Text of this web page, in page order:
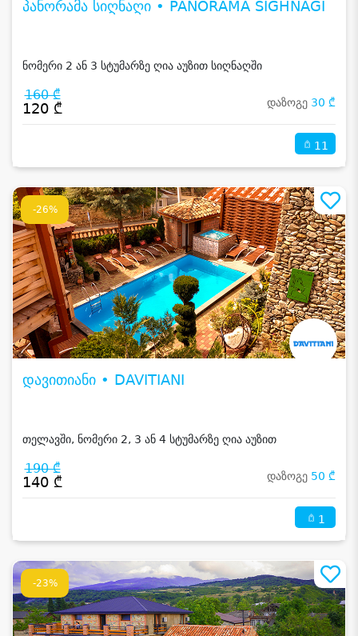
პანორამა სიღნაღი • PANORAMA SIGHNAGI
ნომერი 2 ან 3 სტუმარზე ღია აუზით სიღნაღში
160 ₾
120 ₾ დაზოგე 30 ₾
11
-26%
დავითიანი • DAVITIANI
თელავში, ნომერი 2, 3 ან 4 სტუმარზე ღია აუზით
190 ₾
140 ₾ დაზოგე 50 ₾
1
-23%